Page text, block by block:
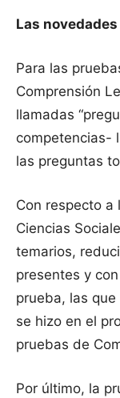
Las
Para las
Comprensión
llamadas
competencias-
las preguntas
Con respecto
Ciencias
temarios,
presentes y
prueba, las
se hizo en el
pruebas de
Por último, la